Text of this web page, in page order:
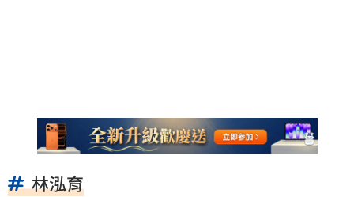
林泓育